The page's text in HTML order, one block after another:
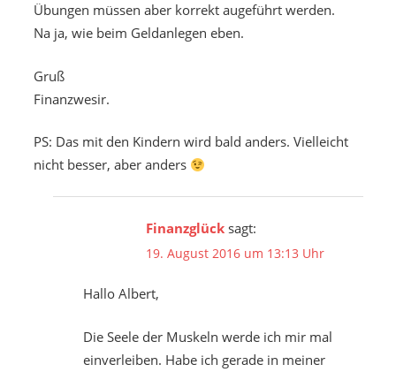
Übungen müssen aber korrekt augeführt werden.
Na ja, wie beim Geldanlegen eben.
Gruß
Finanzwesir.
PS: Das mit den Kindern wird bald anders. Vielleicht
nicht besser, aber anders
Finanzglück sagt:
19. August 2016 um 13:13 Uhr
Hallo Albert,
Die Seele der Muskeln werde ich mir mal
einverleiben. Habe ich gerade in meiner